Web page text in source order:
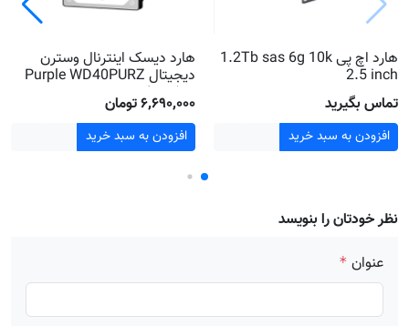
هارد اچ پی 1.2Tb sas 6g 10k
2.5 inch
تماس بگیرید
افزودن به سبد خرید
هارد دیسک اینترنال وسترن
دیجیتال Purple WD40PURZ
ظرفیت 4 ترابایت
۶٬۶۹۰٬۰۰۰ تومان
افزودن به سبد خرید
نظر خودتان را بنویسد
عنوان *